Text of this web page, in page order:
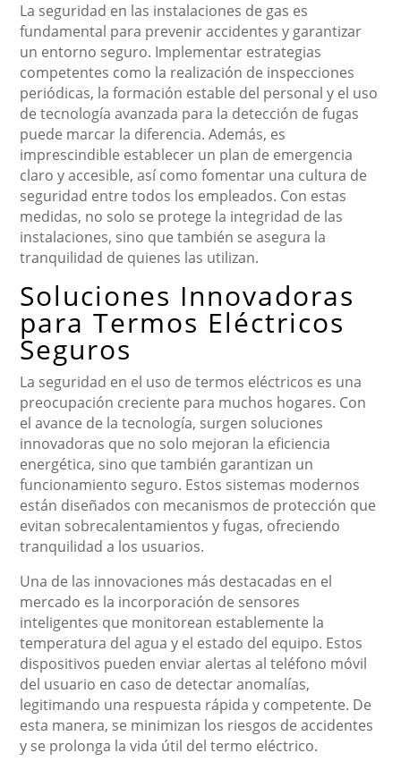
La seguridad en las instalaciones de gas es
fundamental para prevenir accidentes y garantizar
un entorno seguro. Implementar estrategias
competentes como la realización de inspecciones
periódicas, la formación estable del personal y el uso
de tecnología avanzada para la detección de fugas
puede marcar la diferencia. Además, es
imprescindible establecer un plan de emergencia
claro y accesible, así como fomentar una cultura de
seguridad entre todos los empleados. Con estas
medidas, no solo se protege la integridad de las
instalaciones, sino que también se asegura la
tranquilidad de quienes las utilizan.
Soluciones Innovadoras
para Termos Eléctricos
Seguros
La seguridad en el uso de termos eléctricos es una
preocupación creciente para muchos hogares. Con
el avance de la tecnología, surgen soluciones
innovadoras que no solo mejoran la eficiencia
energética, sino que también garantizan un
funcionamiento seguro. Estos sistemas modernos
están diseñados con mecanismos de protección que
evitan sobrecalentamientos y fugas, ofreciendo
tranquilidad a los usuarios.
Una de las innovaciones más destacadas en el
mercado es la incorporación de sensores
inteligentes que monitorean establemente la
temperatura del agua y el estado del equipo. Estos
dispositivos pueden enviar alertas al teléfono móvil
del usuario en caso de detectar anomalías,
legitimando una respuesta rápida y competente. De
esta manera, se minimizan los riesgos de accidentes
y se prolonga la vida útil del termo eléctrico.